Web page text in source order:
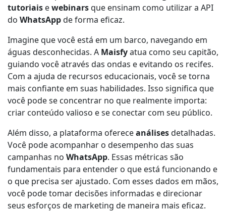
tutoriais ewebinarsque ensinam como utilizar a API
do WhatsAppde forma eficaz.
Imagine que você está em um barco, navegando em
águas desconhecidas. A Maisfyatua como seu capitão,
guiando você através das ondas e evitando os recifes.
Com a ajuda de recursos educacionais, você se torna
mais confiante em suas habilidades. Isso significa que
você pode se concentrar no que realmente importa:
criar conteúdo valioso e se conectar com seu público.
Além disso, a plataforma ofereceanálisesdetalhadas.
Você pode acompanhar o desempenho das suas
campanhas no WhatsApp. Essas métricas são
fundamentais para entender o que está funcionando e
o que precisa ser ajustado. Com esses dados em mãos,
você pode tomar decisões informadas e direcionar
seus esforços de marketing de maneira mais eficaz.